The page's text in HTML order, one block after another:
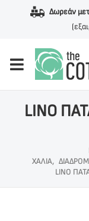
Δωρεάν
LINO
ΧΑΛΙΑ,
LINO